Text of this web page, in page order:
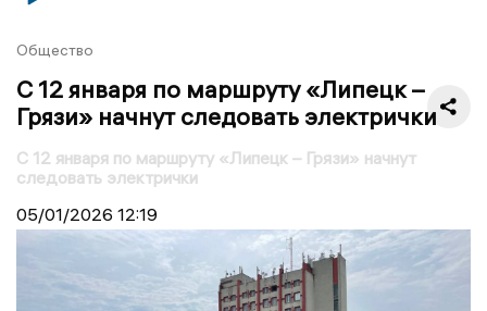
Общество
С 12 января по маршруту «Липецк –
Грязи» начнут следовать электрички
С 12 января по маршруту «Липецк – Грязи» начнут
следовать электрички
05/01/2026 12:19